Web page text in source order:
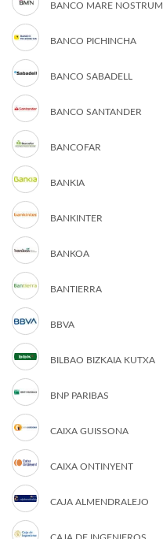
BANCO MARE NOSTRUM
BANCO PICHINCHA
BANCO SABADELL
BANCO SANTANDER
BANCOFAR
BANKIA
BANKINTER
BANKOA
BANTIERRA
BBVA
BILBAO BIZKAIA KUTXA
BNP PARIBAS
CAIXA GUISSONA
CAIXA ONTINYENT
CAJA ALMENDRALEJO